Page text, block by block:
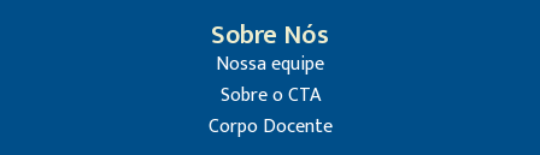
Sobre Nós
Nossa equipe
Sobre o CTA
Corpo Docente